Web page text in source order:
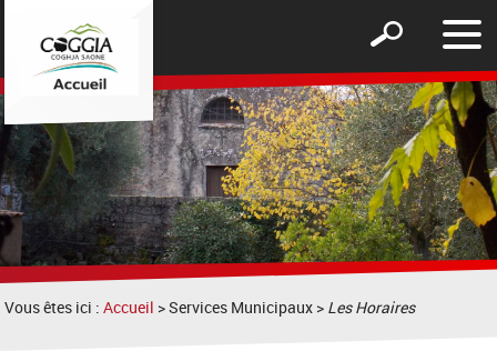
le
Afficher
formulaire
de
recherche
Vous êtes ici :Accueil > Services Municipaux > Les Horaires